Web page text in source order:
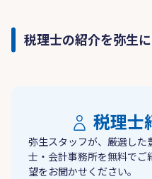
税理士の紹介を弥生
税理士
弥生スタッフが、厳選した
士・会計事務所を無料でご
望をお聞かせください。